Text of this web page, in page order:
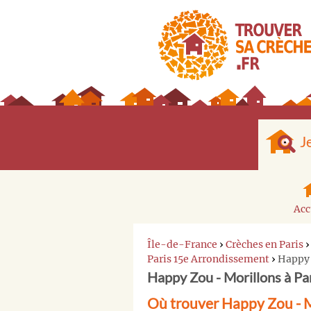
Île-de-France › Crèches en Paris ›
Paris 15e Arrondissement ›
Happy Zou - Morillons à
Où trouver Happy Zou -